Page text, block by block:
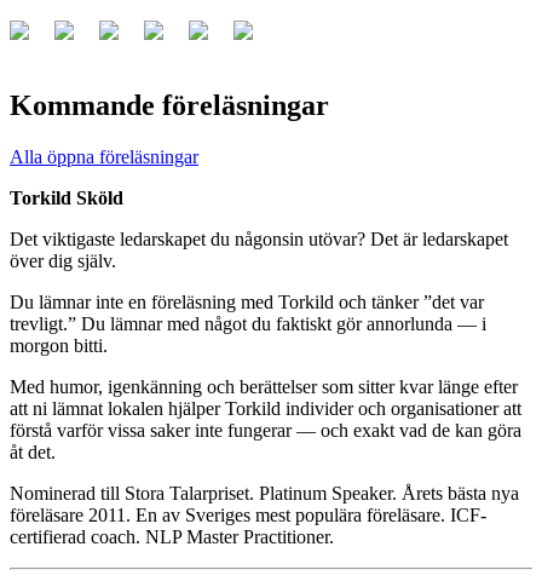
Kommande föreläsningar
Alla öppna föreläsningar
Torkild Sköld
Det viktigaste ledarskapet du någonsin utövar? Det är ledarskapet
över dig själv.
Du lämnar inte en föreläsning med Torkild och tänker ”det var
trevligt.” Du lämnar med något du faktiskt gör annorlunda — i
morgon bitti.
Med humor, igenkänning och berättelser som sitter kvar länge efter
att ni lämnat lokalen hjälper Torkild individer och organisationer att
förstå varför vissa saker inte fungerar — och exakt vad de kan göra
åt det.
Nominerad till Stora Talarpriset. Platinum Speaker. Årets bästa nya
föreläsare 2011. En av Sveriges mest populära föreläsare. ICF-
certifierad coach. NLP Master Practitioner.